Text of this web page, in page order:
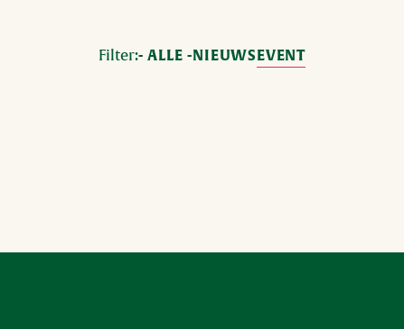
Filter:- ALLE -NIEUWSEVENT